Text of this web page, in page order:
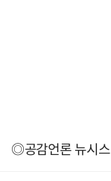
◎공감언론 뉴시스